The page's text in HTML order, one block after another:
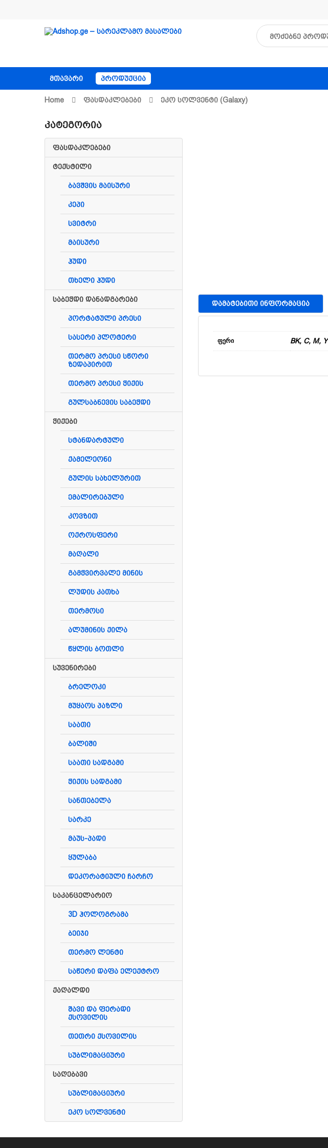
ᲛᲗᲐᲕᲐᲠᲘ ᲞᲠᲝᲓᲣᲥᲪᲘᲐ
Home Ფასდაკლებები Ეკო Სოლვენტი (galaxy)
Კატეგორია
ფასდაკლებები
ტექსტილი
ბავშვის მაისური
კეპი
სვიტრი
მაისური
ჰუდი
თხელი ჰუდი
საბეჭდი დანადგარები
პორტატული პრესი
სასერი პლოტერი
თერმო პრესი სწორი
ზედაპირით
თერმო პრესი ჭიქის
გულსაბნევის საბეჭდი
ჭიქები
სტანდარტული
ქამელეონი
გულის სახელურით
ემალირებული
კოვზით
ოქროსფერი
მაღალი
გამჭვირვალე მინის
ლუდის კათხა
თერმოსი
ალუმინის ქილა
წყლის ბოთლი
სუვენირები
ბრელოკი
მუყაოს პაზლი
საათი
ბალიში
საათი სადგამი
ჭიქის სადგამი
სანთებელა
სარკე
მაუს-პადი
ყულაბა
დეკორატიული ჩარჩო
საკანცელარიო
3D ჰოლოგრამა
ბეიჯი
თერმო ლენტი
საწერი დაფა ელექტრო
ქაღალდი
შავი და ფერადი
ქსოვილის
თეთრი ქსოვილის
სუბლიმაციური
საღებავი
სუბლიმაციური
ეკო სოლვენტი
ᲓᲐᲛᲐᲢᲔᲑᲘᲗᲘ ᲘᲜᲤᲝᲠᲛᲐᲪᲘᲐ
ფერი BK, C, M, Y